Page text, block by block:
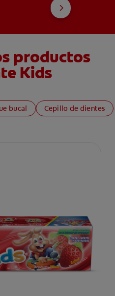
productos
Kids
bucal Cepillo de dientes